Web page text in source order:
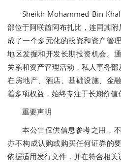
Sheikh Mohammed Bin
部位于阿联酋阿布扎比，连同其
成了一个多元化的投资和资产管
地区发掘和开发长期投资机会。
关系和资产管理活动，私人事务
在房地产、酒店、基础设施、金
着多项权益，始终专注于长期价值
重要声明
本公告仅供信息参考之用，
亦不构成认购或购买任何证券的
依据适用发行文件，并在符合相关